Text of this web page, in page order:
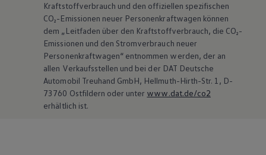
Kraftstoffverbrauch und den offiziellen spezifischen
CO₂-Emissionen neuer Personenkraftwagen können
dem „Leitfaden über den Kraftstoffverbrauch, die CO₂-
Emissionen und den Stromverbrauch neuer
Personenkraftwagen“ entnommen werden, der an
allen Verkaufsstellen und bei der DAT Deutsche
Automobil Treuhand GmbH, Hellmuth-Hirth-Str. 1, D-
73760 Ostfildern oder unter www.dat.de/co2
erhältlich ist.